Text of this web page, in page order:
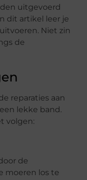
uitgevoerd
dit artikel leer je
Niet zin
de
reparaties aan
lekke band.
volgen:
de
moeren los te